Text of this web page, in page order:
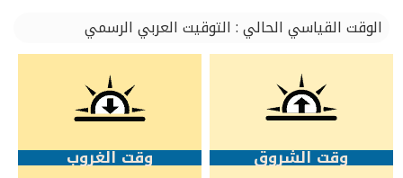
الوقت القياسي الحالي : التوقيت العربي الرسمي
وقت الشروق وقت الغروب